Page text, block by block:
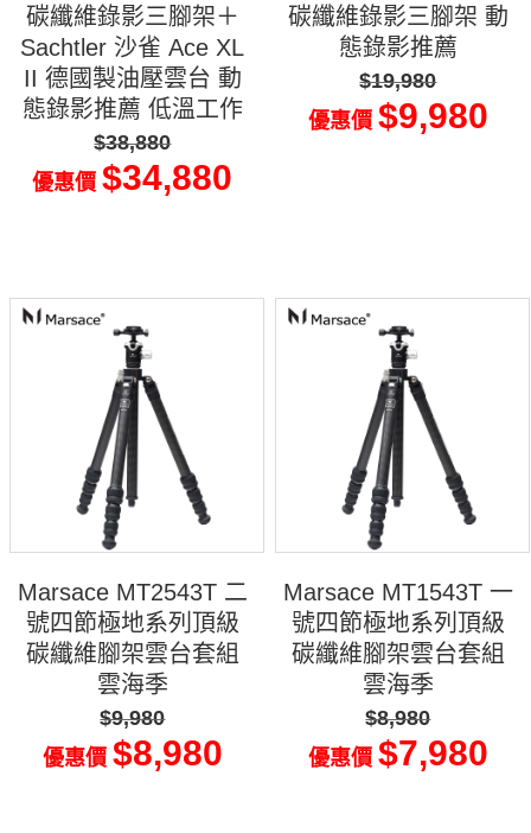
碳纖維錄影三腳架＋
Sachtler 沙雀 Ace XL
II 德國製油壓雲台 動
態錄影推薦 低溫工作
$38,880
優惠價$34,880
碳纖維錄影三腳架 動
態錄影推薦
$19,980
優惠價 $9,980
Marsace MT2543T 二
號四節極地系列頂級
碳纖維腳架雲台套組
雲海季
$9,980
優惠價 $8,980
Marsace MT1543T 一
號四節極地系列頂級
碳纖維腳架雲台套組
雲海季
$8,980
優惠價 $7,980